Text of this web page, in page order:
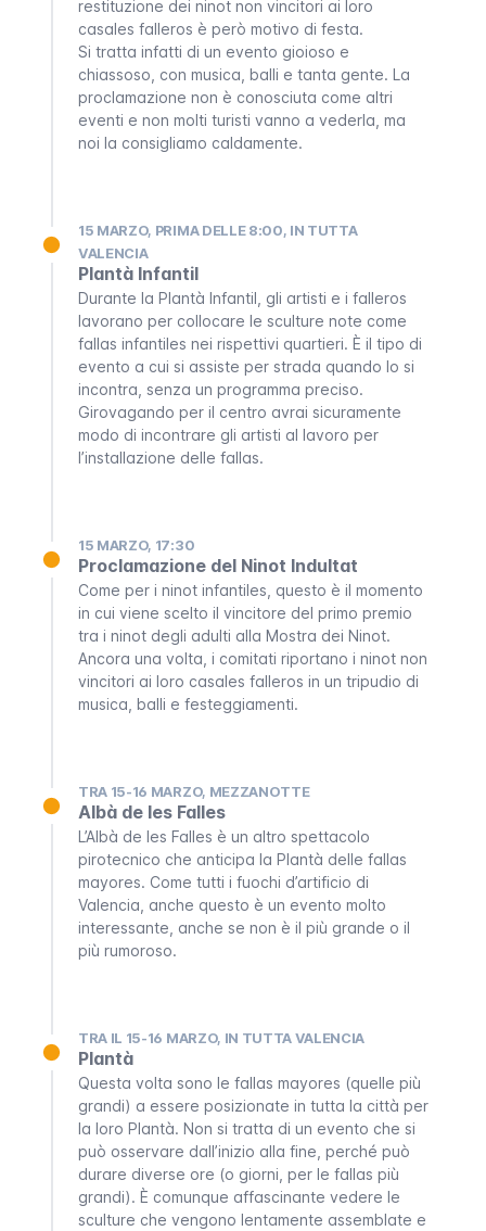
restituzione dei ninot non vincitori ai loro
casales falleros è però motivo di festa.
Si tratta infatti di un evento gioioso e
chiassoso, con musica, balli e tanta gente. La
proclamazione non è conosciuta come altri
eventi e non molti turisti vanno a vederla, ma
noi la consigliamo caldamente.
15 MARZO, PRIMA DELLE 8:00, IN TUTTA
VALENCIA
Plantà Infantil
Durante la Plantà Infantil , gli artisti e i falleros
lavorano per collocare le sculture note come
fallas infantiles nei rispettivi quartieri. È il tipo di
evento a cui si assiste per strada quando lo si
incontra, senza un programma preciso.
Girovagando per il centro avrai sicuramente
modo di incontrare gli artisti al lavoro per
l’installazione delle fallas.
15 MARZO, 17:30
Proclamazione del Ninot Indultat
Come per i ninot infantiles , questo è il momento
in cui viene scelto il vincitore del primo premio
tra i ninot degli adulti alla Mostra dei Ninot.
Ancora una volta, i comitati riportano i ninot non
vincitori ai loro casales falleros in un tripudio di
musica, balli e festeggiamenti.
TRA 15-16 MARZO, MEZZANOTTE
Albà de les Falles
L’Albà de les Falles è un altro spettacolo
pirotecnico che anticipa la Plantà delle fallas
mayores. Come tutti i fuochi d’artificio di
Valencia, anche questo è un evento molto
interessante, anche se non è il più grande o il
più rumoroso.
TRA IL 15-16 MARZO, IN TUTTA VALENCIA
Plantà
Questa volta sono le fallas mayores (quelle più
grandi) a essere posizionate in tutta la città per
la loro Plantà. Non si tratta di un evento che si
può osservare dall’inizio alla fine, perché può
durare diverse ore (o giorni, per le fallas più
grandi). È comunque affascinante vedere le
sculture che vengono lentamente assemblate e